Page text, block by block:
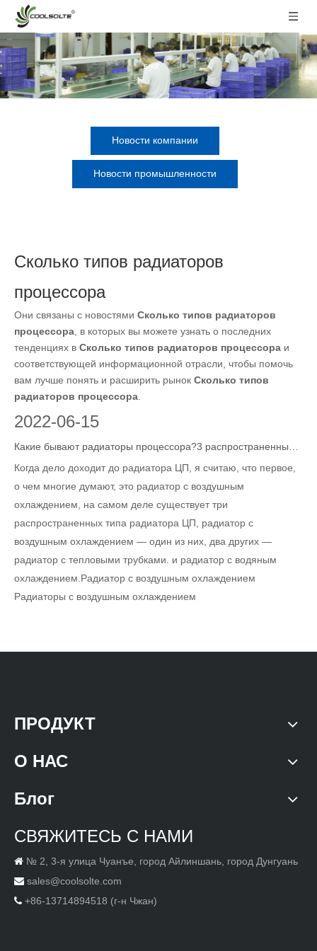
БЛОГ
Новости компании
Новости промышленности
Сколько типов радиаторов
процессора
Они связаны с новостями Сколько типов радиаторов
процессора, в которых вы можете узнать о последних
тенденциях в Сколько типов радиаторов процессора и
соответствующей информационной отрасли, чтобы помочь
вам лучше понять и расширить рынок Сколько типов
радиаторов процессора.
2022-06-15
Какие бывают радиаторы процессора?3 распространенных типа, которые вы должны знать
Когда дело доходит до радиатора ЦП, я считаю, что первое,
о чем многие думают, это радиатор с воздушным
охлаждением, на самом деле существует три
распространенных типа радиатора ЦП, радиатор с
воздушным охлаждением — один из них, два других —
радиатор с тепловыми трубками. и радиатор с водяным
охлаждением.Радиатор с воздушным охлаждением
Радиаторы с воздушным охлаждением
ПРОДУКТ
О НАС
Блог
СВЯЖИТЕСЬ С НАМИ
 № 2, 3-я улица Чуанъе, город Айлиншань, город Дунгуань
 sales@coolsolte.com
 +86-13714894518 (г-н Чжан)